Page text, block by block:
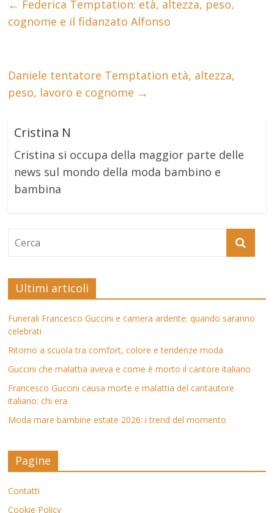
← Federica Temptation: età, altezza, peso,
cognome e il fidanzato Alfonso
Daniele tentatore Temptation età, altezza,
peso, lavoro e cognome →
Cristina N
Cristina si occupa della maggior parte delle
news sul mondo della moda bambino e
bambina
Ultimi articoli
Funerali Francesco Guccini e camera ardente: quando saranno
celebrati
Ritorno a scuola tra comfort, colore e tendenze moda
Guccini che malattia aveva e come è morto il cantore italiano
Francesco Guccini causa morte e malattia del cantautore
italiano: chi era
Moda mare bambine estate 2026: i trend del momento
Pagine
Contatti
Cookie Policy